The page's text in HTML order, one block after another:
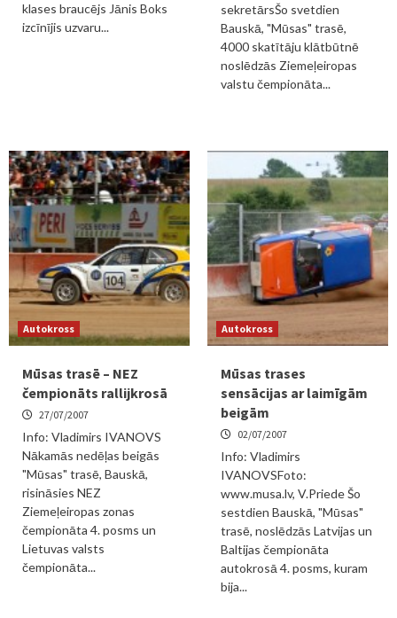
klases braucējs Jānis Boks
izcīnījis uzvaru...
sekretārsŠo svetdien
Bauskā, "Mūsas" trasē,
4000 skatītāju klātbūtnē
noslēdzās Ziemeļeiropas
valstu čempionāta...
Autokross
Mūsas trasē – NEZ
čempionāts rallijkrosā
27/07/2007
Info: Vladimirs IVANOVS
Nākamās nedēļas beigās
"Mūsas" trasē, Bauskā,
risināsies NEZ
Ziemeļeiropas zonas
čempionāta 4. posms un
Lietuvas valsts
čempionāta...
Autokross
Mūsas trases
sensācijas ar laimīgām
beigām
02/07/2007
Info: Vladimirs
IVANOVSFoto:
www.musa.lv, V.Priede Šo
sestdien Bauskā, "Mūsas"
trasē, noslēdzās Latvijas un
Baltijas čempionāta
autokrosā 4. posms, kuram
bija...